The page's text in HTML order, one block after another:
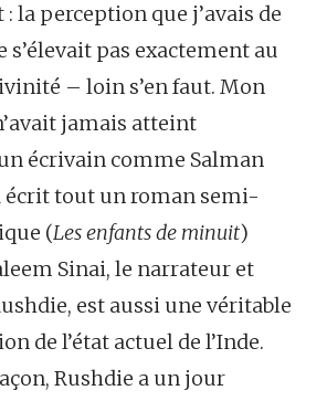
la perception que j’avais de
pas exactement au
– loin s’en faut. Mon
jamais atteint
écrivain comme Salman
écrit tout un roman semi-
(Les enfants de minuit)
Sinai, le narrateur et
est aussi une véritable
de l’état actuel de l’Inde.
Rushdie a un jour